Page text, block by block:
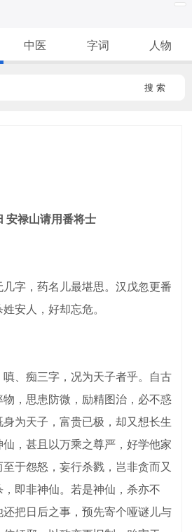
中医 字词 人物
搜 索
安禄山请用番将士
字，药名儿最堪思。汉戊忽更番
安人，好却忘危。
、痴三字，况为天子者乎。自古
，思患防微，励精图治，必不惑
为天子，富贵已极，却又想长生
，甚且以万乘之尊严，好学他家
于怨怒，妄行杀戮，岂非贪而又
即非神仙。若是神仙，杀亦不
把日后之事，预先寄个哑谜儿与